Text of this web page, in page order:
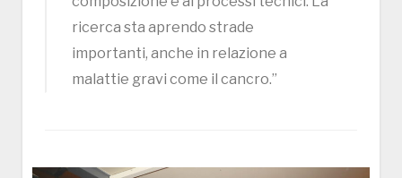
ricerca sta aprendo strade
importanti, anche in relazione a
malattie gravi come il cancro.”